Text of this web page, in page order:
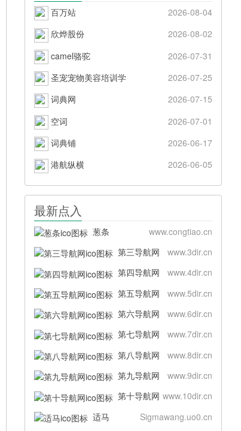
百万站
2026-08-04
欣烨股份
2026-08-02
camel骆驼
2026-07-31
圣宠宠物美容培训学
2026-07-25
词典网
2026-07-15
空词
2026-07-01
词典铺
2026-06-17
港航纵横
2026-06-05
最新点入
葱条
www.congtiao.cn
第三导航网
www.3dir.cn
第四导航网
www.4dir.cn
第五导航网
www.5dir.cn
第六导航网
www.6dir.cn
第七导航网
www.7dir.cn
第八导航网
www.8dir.cn
第九导航网
www.9dir.cn
第十导航网 www.10dir.cn
适马
Sigmawang.uo0.cn